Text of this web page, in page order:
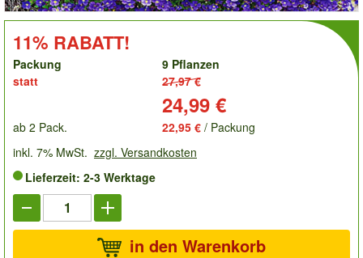
order
RABATT!:
11% RABATT!
Packung
9 Pflanzen
statt
27,97 €
24,99 €
ab 2 Pack. 22,95 € / Packung
inkl. 7% MwSt. zzgl. Versandkosten
Lieferzeit: 2-3 Werktage
in den Warenkorb